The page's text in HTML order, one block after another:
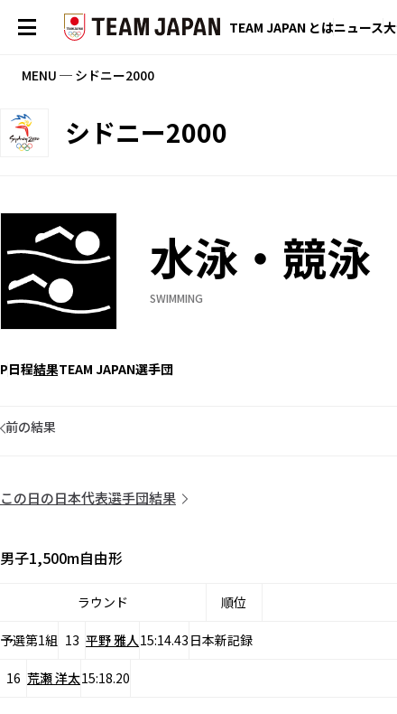
TEAM JAPAN とはニュース
MENU ─ シドニー2000
シドニー2000
水泳・競泳
SWIMMING
日程結果TEAM JAPAN選手団
前の結果
この日の日本代表選手団結果
男子1,500m自由形
ラウンド 順位
予選第1組 13 平野 雅人15:14.43 日本新記録
16 荒瀬 洋太15:18.20